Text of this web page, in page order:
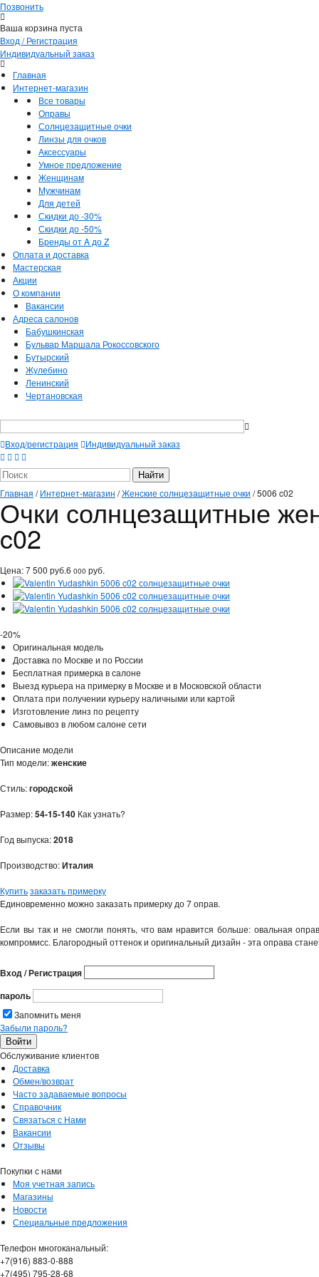
Позвонить
Ваша корзина пуста
Вход / Регистрация
Индивидуальный заказ
Главная
Интернет-магазин
Все товары
Оправы
Солнцезащитные очки
Линзы для очков
Аксессуары
Умное предложение
Женщинам
Мужчинам
Для детей
Скидки до -30%
Скидки до -50%
Бренды от A до Z
Оплата и доставка
Мастерская
Акции
О компании
Вакансии
Адреса салонов
Бабушкинская
Бульвар Маршала Рокоссовского
Бутырский
Жулебино
Ленинский
Чертановская
Вход/регистрация Индивидуальный заказ
Главная /Интернет-магазин /Женские солнцезащитные очки /5006 c02
Очки солнцезащитные
c02
Цена:7 500 руб.6 000 руб.
-20%
Оригинальная модель
Доставка по Москве и по России
Бесплатная примерка в салоне
Выезд курьера на примерку в Москве и в Московской области
Оплата при получении курьеру наличными или картой
Изготовление линз по рецепту
Самовывоз в любом салоне сети
Описание модели
Тип модели:женские
Стиль:городской
Размер:54-15-140 Как узнать?
Год выпуска:2018
Производство:Италия
Купитьзаказать примерку
Единовременно можно заказать примерку до 7 оправ.
Если вы так и не смогли понять, что вам нравится больше: овальная
компромисс. Благородный оттенок и оригинальный дизайн - эта оправа
Вход / Регистрация
пароль
Запомнить меня
Забыли пароль?
Обслуживание клиентов
Доставка
Обмен/возврат
Часто задаваемые вопросы
Справочник
Связаться с Нами
Вакансии
Отзывы
Покупки с нами
Моя учетная запись
Магазины
Новости
Специальные предложения
Телефон многоканальный:
+7(916) 883-0-888
+7(495) 795-28-68